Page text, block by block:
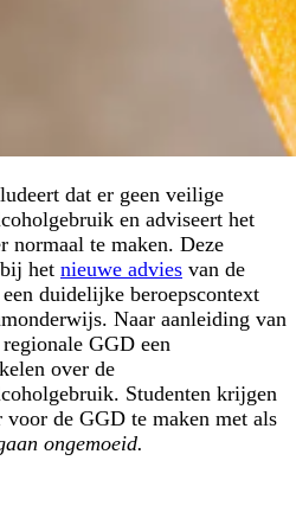
dat er geen veilige
en adviseert het
normaal te maken. Deze
het nieuwe advies van de
duidelijke beroepscontext
Naar aanleiding van
GGD een
over de
Studenten krijgen
voor de GGD te maken met als
ongemoeid.